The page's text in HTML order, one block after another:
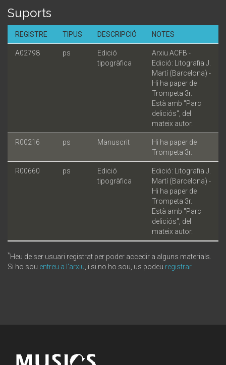
Suports
REGISTRE TIPUS DESCRIPCIÓ NOTES
A02798 ps
Edició
tipogràfica
Arxiu ACFB -
Edició: Litografia J.
Martí (Barcelona) -
Hi ha paper de
Trompeta 3r.
Està amb "Parc
deliciós", del
mateix autor.
R00216 ps Manuscrit
Hi ha paper de
Trompeta 3r.
R00660 ps
Edició
tipogràfica
Edició: Litografia J.
Martí (Barcelona) -
Hi ha paper de
Trompeta 3r.
Està amb "Parc
deliciós", del
mateix autor.
*Heu de ser usuari registrat per poder accedir a alguns materials.
Si ho sou entreu a l'arxiu , i si no ho sou, us podeu registrar.